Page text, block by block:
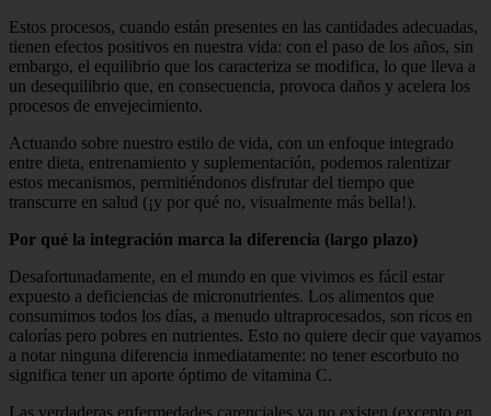
Estos procesos, cuando están presentes en las cantidades adecuadas,
tienen efectos positivos en nuestra vida: con el paso de los años, sin
embargo, el equilibrio que los caracteriza se modifica, lo que lleva a
un desequilibrio que, en consecuencia, provoca daños y acelera los
procesos de envejecimiento.
Actuando sobre nuestro estilo de vida, con un enfoque integrado
entre dieta, entrenamiento y suplementación, podemos ralentizar
estos mecanismos, permitiéndonos disfrutar del tiempo que
transcurre en salud (¡y por qué no, visualmente más bella!).
Por qué la integración marca la diferencia (largo plazo)
Desafortunadamente, en el mundo en que vivimos es fácil estar
expuesto a deficiencias de micronutrientes. Los alimentos que
consumimos todos los días, a menudo ultraprocesados, son ricos en
calorías pero pobres en nutrientes. Esto no quiere decir que vayamos
a notar ninguna diferencia inmediatamente: no tener escorbuto no
significa tener un aporte óptimo de vitamina C.
Las verdaderas enfermedades carenciales ya no existen (excepto en